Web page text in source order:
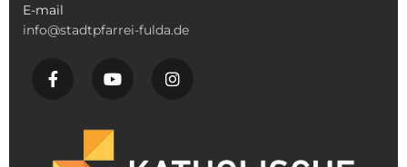
E-mail
info@stadtpfarrei-fulda.de